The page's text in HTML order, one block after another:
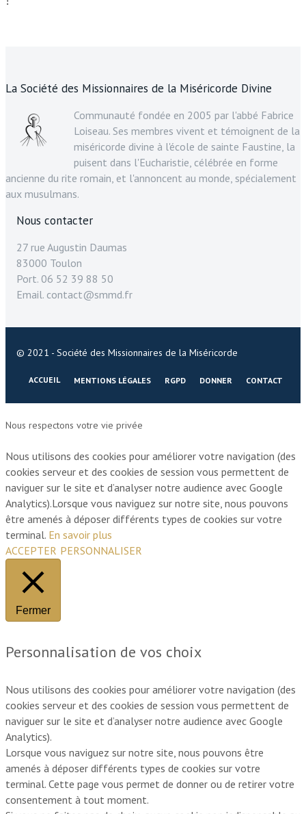
La Société des Missionnaires de la Miséricorde Divine
Communauté fondée en 2005 par l'abbé Fabrice
Loiseau. Ses membres vivent et témoignent de la
miséricorde divine à l'école de sainte Faustine, la
puisent dans l'Eucharistie, célébrée en forme
ancienne du rite romain, et l'annoncent au monde, spécialement
aux musulmans.
Nous contacter
27 rue Augustin Daumas
83000 Toulon
Port. 06 52 39 88 50
Email. contact@smmd.fr
© 2021 - Société des Missionnaires de la Miséricorde
ACCUEIL MENTIONS LÉGALES RGPD DONNER CONTACT
Nous respectons votre vie privée
Nous utilisons des cookies pour améliorer votre navigation (des
cookies serveur et des cookies de session vous permettent de
naviguer sur le site et d’analyser notre audience avec Google
Analytics).Lorsque vous naviguez sur notre site, nous pouvons
être amenés à déposer différents types de cookies sur votre
terminal. En savoir plus
ACCEPTER PERSONNALISER
Fermer
Personnalisation de vos choix
Nous utilisons des cookies pour améliorer votre navigation (des
cookies serveur et des cookies de session vous permettent de
naviguer sur le site et d’analyser notre audience avec Google
Analytics).
Lorsque vous naviguez sur notre site, nous pouvons être
amenés à déposer différents types de cookies sur votre
terminal. Cette page vous permet de donner ou de retirer votre
consentement à tout moment.